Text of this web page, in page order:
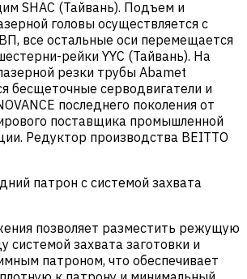
SHAC (Тайвань). Подъем и
головы осуществляется с
все остальные оси перемещается
рейки YYC (Тайвань). На
резки трубы Abamet
бесщеточные серводвигатели и
последнего поколения от
поставщика промышленной
Редуктор производства BEITTO
патрон с системой захвата
позволяет разместить режущую
системой захвата заготовки и
патроном, что обеспечивает